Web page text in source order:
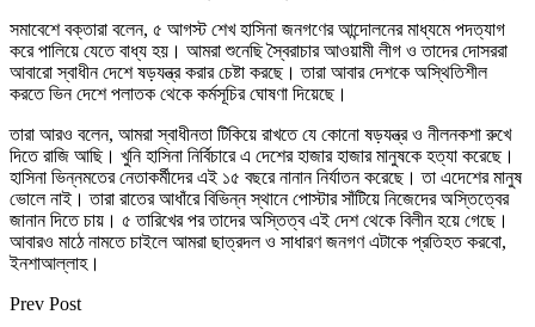
সমাবেশে বক্তারা বলেন, ৫ আগস্ট শেখ হাসিনা জনগণের আন্দোলনের মাধ্যমে পদত্যাগ
করে পালিয়ে যেতে বাধ্য হয়। আমরা শুনেছি স্বৈরাচার আওয়ামী লীগ ও তাদের দোসররা
আবারো স্বাধীন দেশে ষড়যন্ত্র করার চেষ্টা করছে। তারা আবার দেশকে অস্থিতিশীল
করতে ভিন দেশে পলাতক থেকে কর্মসূচির ঘোষণা দিয়েছে।
তারা আরও বলেন, আমরা স্বাধীনতা টিকিয়ে রাখতে যে কোনো ষড়যন্ত্র ও নীলনকশা রুখে
দিতে রাজি আছি। খুনি হাসিনা নির্বিচারে এ দেশের হাজার হাজার মানুষকে হত্যা করেছে।
হাসিনা ভিন্নমতের নেতাকর্মীদের এই ১৫ বছরে নানান নির্যাতন করেছে। তা এদেশের মানুষ
ভোলে নাই। তারা রাতের আধাঁরে বিভিন্ন স্থানে পোস্টার সাঁটিয়ে নিজেদের অস্তিত্বের
জানান দিতে চায়। ৫ তারিখের পর তাদের অস্তিত্ব এই দেশ থেকে বিলীন হয়ে গেছে।
আবারও মাঠে নামতে চাইলে আমরা ছাত্রদল ও সাধারণ জনগণ এটাকে প্রতিহত করবো,
ইনশাআল্লাহ।
Prev Post